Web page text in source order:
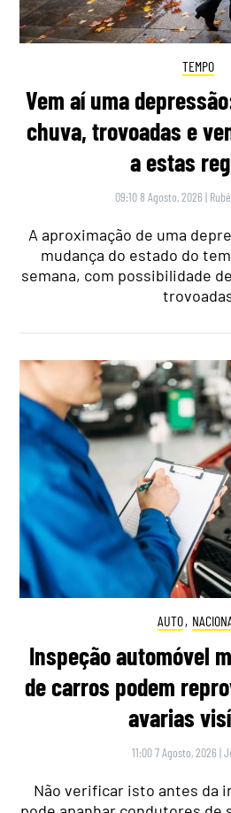
TEMPO
Vem aí uma
chuva, trovoadas e
a estas
09:10 8 Agosto, 2026 |
A aproximação de uma
mudança do estado do
semana, com possibilidade
AUTO,
Inspeção automóvel
de carros podem
avarias
11:00 7 Agosto, 2026 |
Não verificar isto antes da